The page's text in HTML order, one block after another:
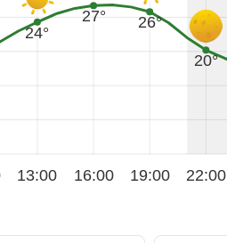
24°
27° 26°
20°
13:00 16:00 19:00 22:00